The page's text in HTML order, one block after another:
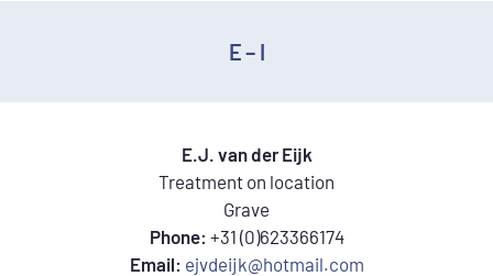
E – I
E.J. van der Eijk
Treatment on location
Grave
Phone: +31 (0)623366174
Email: ejvdeijk@hotmail.com